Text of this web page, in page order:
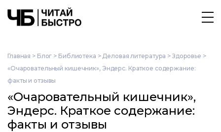
Главная > Блог > Библиотека > Деловая литература > Здоровье >
«Очаровательный кишечник», Эндерс. Краткое содержание:
факты и отзывы
«Очаровательный кишечник»,
Эндерс. Краткое содержание:
факты и отзывы